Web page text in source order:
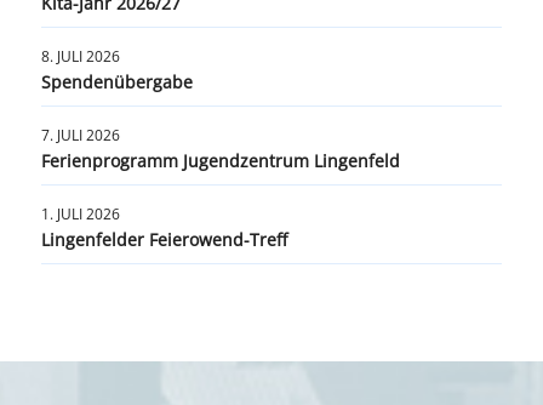
8. JULI 2026
Spendenübergabe
7. JULI 2026
Ferienprogramm Jugendzentrum Lingenfeld
1. JULI 2026
Lingenfelder Feierowend-Treff